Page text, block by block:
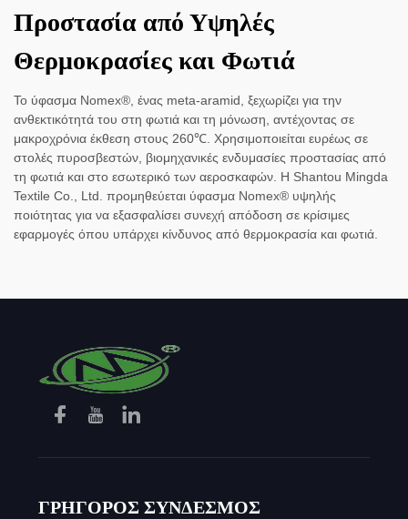
Προστασία από Υψηλές
Θερμοκρασίες και Φωτιά
Το ύφασμα Nomex®, ένας meta-aramid, ξεχωρίζει για την
ανθεκτικότητά του στη φωτιά και τη μόνωση, αντέχοντας σε
μακροχρόνια έκθεση στους 260℃. Χρησιμοποιείται ευρέως σε
στολές πυροσβεστών, βιομηχανικές ενδυμασίες προστασίας από
τη φωτιά και στο εσωτερικό των αεροσκαφών. Η Shantou Mingda
Textile Co., Ltd. προμηθεύεται ύφασμα Nomex® υψηλής
ποιότητας για να εξασφαλίσει συνεχή απόδοση σε κρίσιμες
εφαρμογές όπου υπάρχει κίνδυνος από θερμοκρασία και φωτιά.
ΓΡΗΓΟΡΟΣ ΣΥΝΔΕΣΜΟΣ